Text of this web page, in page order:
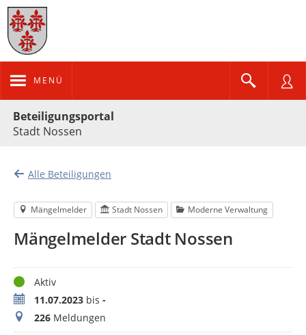
MENÜ
Beteiligungsportal
Stadt Nossen
Alle Beteiligungen
Mängelmelder Stadt Nossen Moderne Verwaltung
Mängelmelder Stadt Nossen
StatusAktiv
Zeitraum11.07.2023 bis -
Meldungen
226 Meldungen